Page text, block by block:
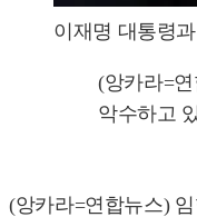
이재명 대통령
(앙카라=
악수하고
(앙카라=연합뉴스)